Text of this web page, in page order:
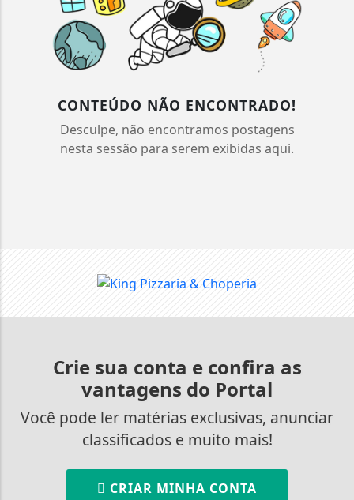
CONTEÚDO NÃO ENCONTRADO!
Desculpe, não encontramos postagens
nesta sessão para serem exibidas aqui.
Crie sua conta e confira as
vantagens do Portal
Você pode ler matérias exclusivas, anunciar
classificados e muito mais!
CRIAR MINHA CONTA